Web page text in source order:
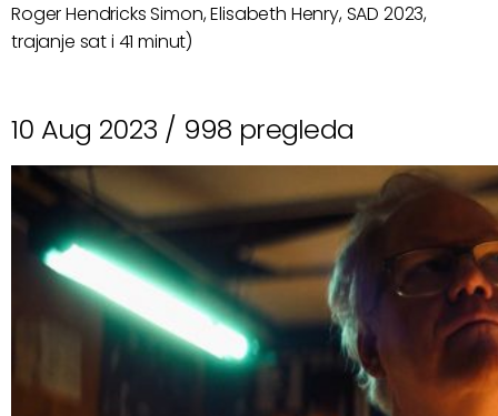
Roger Hendricks Simon, Elisabeth Henry, SAD 2023,
trajanje sat i 41 minut)
10 Aug 2023 / 998 pregleda